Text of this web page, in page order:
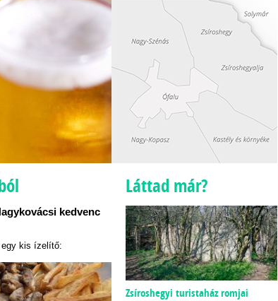
kedvenc
egy kis ízelítő:
Láttad már?
Zsíroshegyi turistaház romjai